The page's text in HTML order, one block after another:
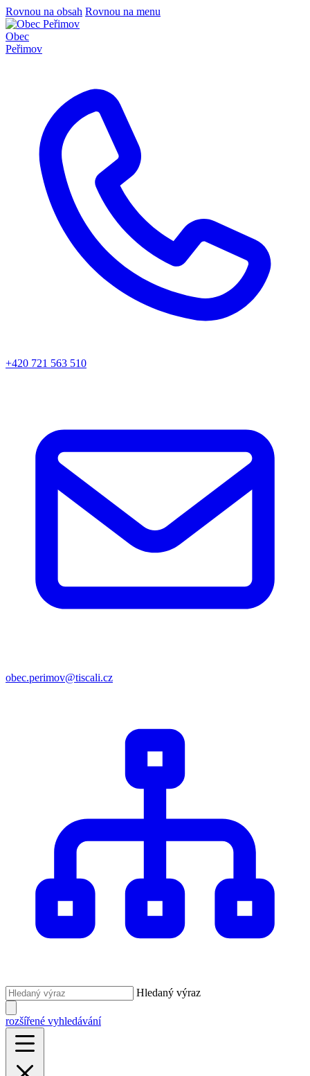
Rovnou na obsah Rovnou na menu
Obec
Peřimov
+420 721 563 510
obec.perimov@tiscali.cz
Hledaný výraz
rozšířené vyhledávání